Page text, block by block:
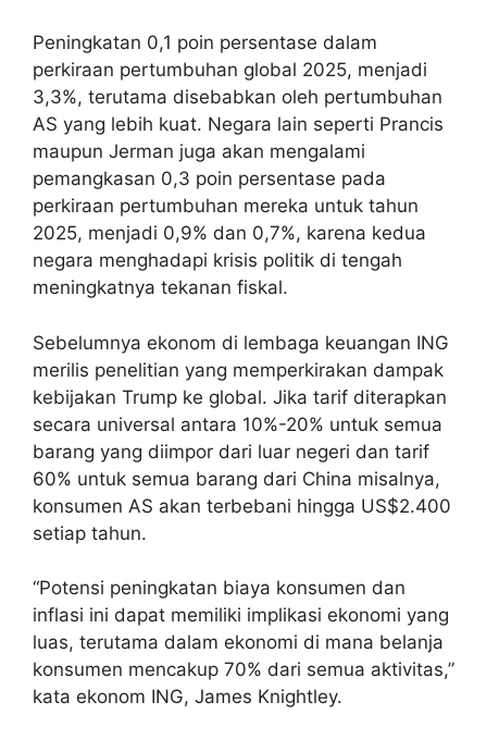
Peningkatan 0,1 poin persentase dalam
perkiraan pertumbuhan global 2025, menjadi
3,3%, terutama disebabkan oleh pertumbuhan
AS yang lebih kuat. Negara lain seperti Prancis
maupun Jerman juga akan mengalami
pemangkasan 0,3 poin persentase pada
perkiraan pertumbuhan mereka untuk tahun
2025, menjadi 0,9% dan 0,7%, karena kedua
negara menghadapi krisis politik di tengah
meningkatnya tekanan fiskal.
Sebelumnya ekonom di lembaga keuangan ING
merilis penelitian yang memperkirakan dampak
kebijakan Trump ke global. Jika tarif diterapkan
secara universal antara 10%-20% untuk semua
barang yang diimpor dari luar negeri dan tarif
60% untuk semua barang dari China misalnya,
konsumen AS akan terbebani hingga US$2.400
setiap tahun.
“Potensi peningkatan biaya konsumen dan
inflasi ini dapat memiliki implikasi ekonomi yang
luas, terutama dalam ekonomi di mana belanja
konsumen mencakup 70% dari semua aktivitas,”
kata ekonom ING, James Knightley.